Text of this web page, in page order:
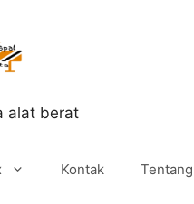
alat berat
Kontak